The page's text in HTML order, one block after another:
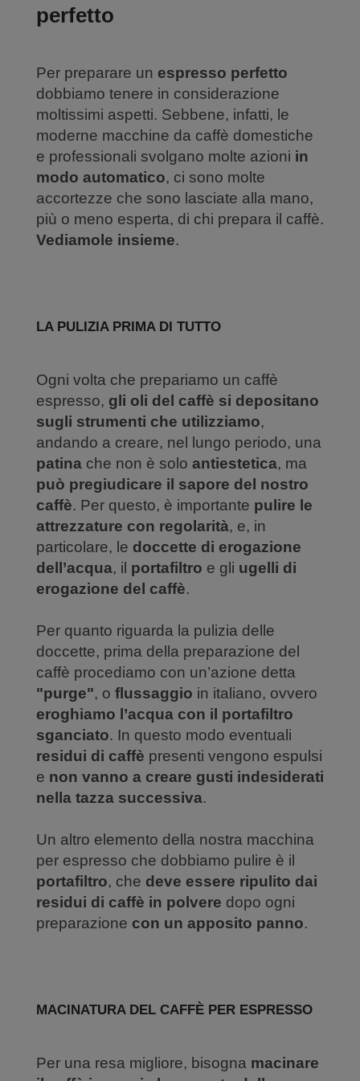
perfetto
Per preparare un espresso perfetto
dobbiamo tenere in considerazione
moltissimi aspetti. Sebbene, infatti, le
moderne macchine da caffè domestiche
e professionali svolgano molte azioni in
modo automatico, ci sono molte
accortezze che sono lasciate alla mano,
più o meno esperta, di chi prepara il caffè.
Vediamole insieme.
LA PULIZIA PRIMA DI TUTTO
Ogni volta che prepariamo un caffè
espresso, gli oli del caffè si depositano
sugli strumenti che utilizziamo,
andando a creare, nel lungo periodo, una
patina che non è solo antiestetica, ma
può pregiudicare il sapore del nostro
caffè. Per questo, è importante pulire le
attrezzature con regolarità, e, in
particolare, le doccette di erogazione
dell’acqua, il portafiltro e gli ugelli di
erogazione del caffè.
Per quanto riguarda la pulizia delle
doccette, prima della preparazione del
caffè procediamo con un’azione detta
"purge", o flussaggio in italiano, ovvero
eroghiamo l’acqua con il portafiltro
sganciato. In questo modo eventuali
residui di caffè presenti vengono espulsi
e non vanno a creare gusti indesiderati
nella tazza successiva.
Un altro elemento della nostra macchina
per espresso che dobbiamo pulire è il
portafiltro, che deve essere ripulito dai
residui di caffè in polvere dopo ogni
preparazione con un apposito panno.
MACINATURA DEL CAFFÈ PER ESPRESSO
Per una resa migliore, bisogna macinare